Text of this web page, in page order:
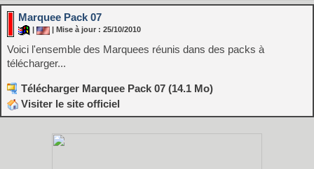
Marquee Pack 07
| Mise à jour : 25/10/2010
Voici l'ensemble des Marquees réunis dans des packs à
télécharger...
Télécharger Marquee Pack 07 (14.1 Mo)
Visiter le site officiel